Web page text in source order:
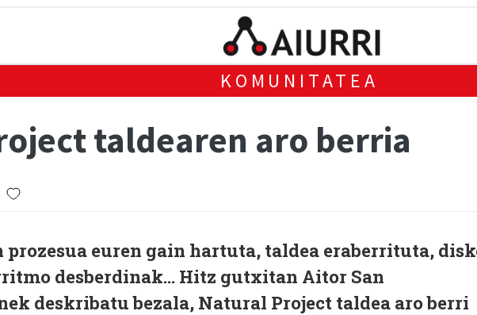
KOMUNITATEA
taldearen aro berria
prozesua euren gain hartuta, taldea eraberrituta,
desberdinak… Hitz gutxitan Aitor San
deskribatu bezala, Natural Project taldea aro berri